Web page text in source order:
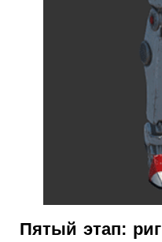
Пятый этап: риг